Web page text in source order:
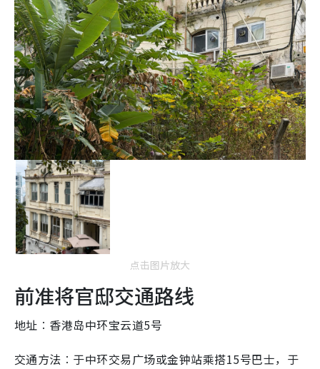
点击图片放大
前准将官邸交通路线
地址︰香港岛中环宝云道5号
交通方法︰于中环交易广场或金钟站乘搭15号巴士，于